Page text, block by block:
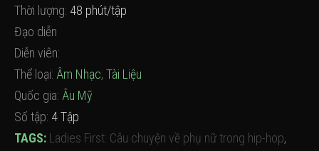
Thời lượng: 48 phút/tập
Đạo diễn
Diễn viên:
Thể loại: Âm Nhạc, Tài Liệu
Quốc gia: Âu Mỹ
Số tập: 4 Tập
TAGS: Ladies First: Câu chuyện về phụ nữ trong hip-hop,